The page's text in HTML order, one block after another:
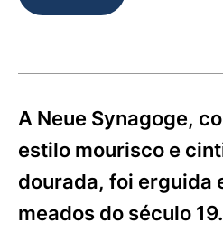
A Neue Synagoge,
estilo mourisco e
dourada, foi erguida
meados do século